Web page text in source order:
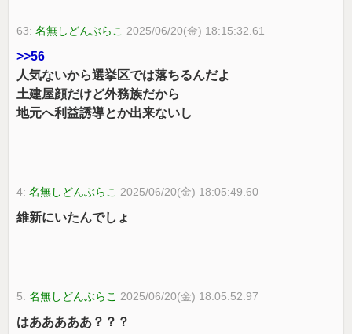
63:名無しどんぶらこ 2025/06/20(金) 18:15:32.61
>>56
人気ないから選挙区では落ちるんだよ
土建屋顔だけど外務族だから
地元へ利益誘導とか出来ないし
4:名無しどんぶらこ 2025/06/20(金) 18:05:49.60
維新にいたんでしょ
5:名無しどんぶらこ 2025/06/20(金) 18:05:52.97
はあああああ？？？